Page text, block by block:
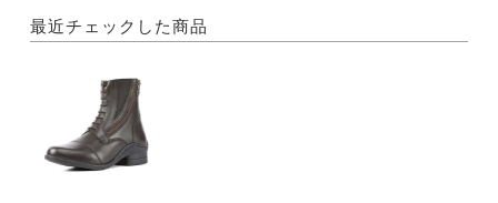
最近チェックした商品